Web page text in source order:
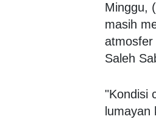
Minggu,
masih
atmosfer
Saleh
"Kondisi
lumayan